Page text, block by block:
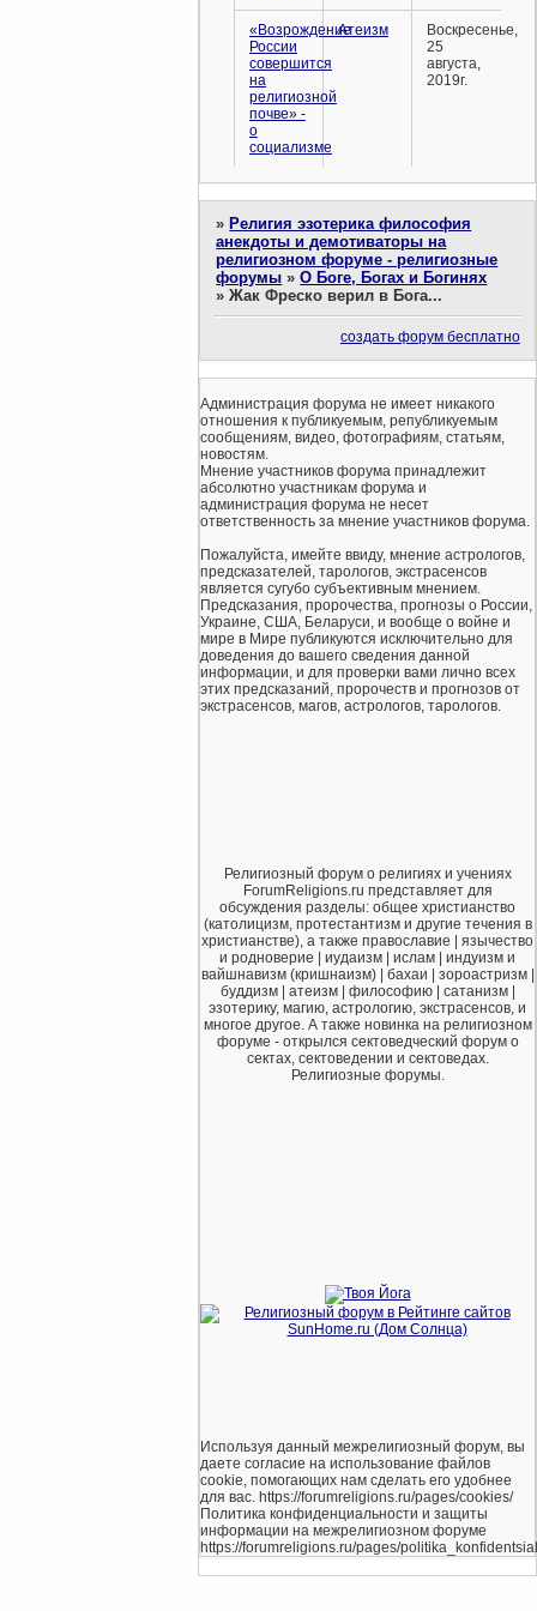
«Возрождение
России
совершится
на
религиозной
почве» -
о
социализме
Атеизм
Воскресенье,
25
августа,
2019г.
» Религия эзотерика философия
анекдоты и демотиваторы на
религиозном форуме - религиозные
форумы »О Боге, Богах и Богинях
»Жак Фреско верил в Бога...
создать форум бесплатно
Администрация форума не имеет никакого
отношения к публикуемым, републикуемым
сообщениям, видео, фотографиям, статьям,
новостям.
Мнение участников форума принадлежит
абсолютно участникам форума и
администрация форума не несет
ответственность за мнение участников форума.
Пожалуйста, имейте ввиду, мнение астрологов,
предсказателей, тарологов, экстрасенсов
является сугубо субъективным мнением.
Предсказания, пророчества, прогнозы о России,
Украине, США, Беларуси, и вообще о войне и
мире в Мире публикуются исключительно для
доведения до вашего сведения данной
информации, и для проверки вами лично всех
этих предсказаний, пророчеств и прогнозов от
экстрасенсов, магов, астрологов, тарологов.
Религиозный форум о религиях и учениях
ForumReligions.ru представляет для
обсуждения разделы: общее христианство
(католицизм, протестантизм и другие течения в
христианстве), а также православие | язычество
и родноверие | иудаизм | ислам | индуизм и
вайшнавизм (кришнаизм) | бахаи | зороастризм |
буддизм | атеизм | философию | сатанизм |
эзотерику, магию, астрологию, экстрасенсов, и
многое другое. А также новинка на религиозном
форуме - открылся сектоведческий форум о
сектах, сектоведении и сектоведах.
Религиозные форумы.
Используя данный межрелигиозный форум, вы
даете согласие на использование файлов
cookie, помогающих нам сделать его удобнее
для вас. https://forumreligions.ru/pages/cookies/
Политика конфиденциальности и защиты
информации на межрелигиозном форуме
https://forumreligions.ru/pages/